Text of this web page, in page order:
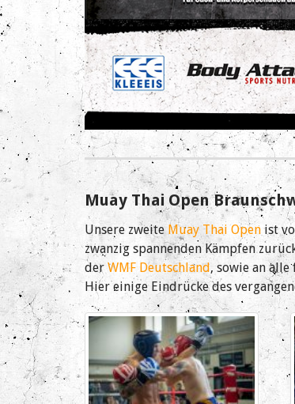
Muay Thai Open
Unsere zweite Muay Thai Open ist
zwanzig spannenden Kämpfen
der WMF Deutschland, sowie an
Hier einige Eindrücke des